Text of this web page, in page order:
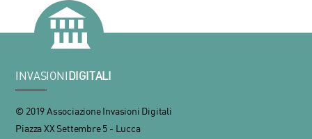
INVASIONI DIGITALI
© 2019 Associazione Invasioni Digitali
Piazza XX Settembre 5 - Lucca